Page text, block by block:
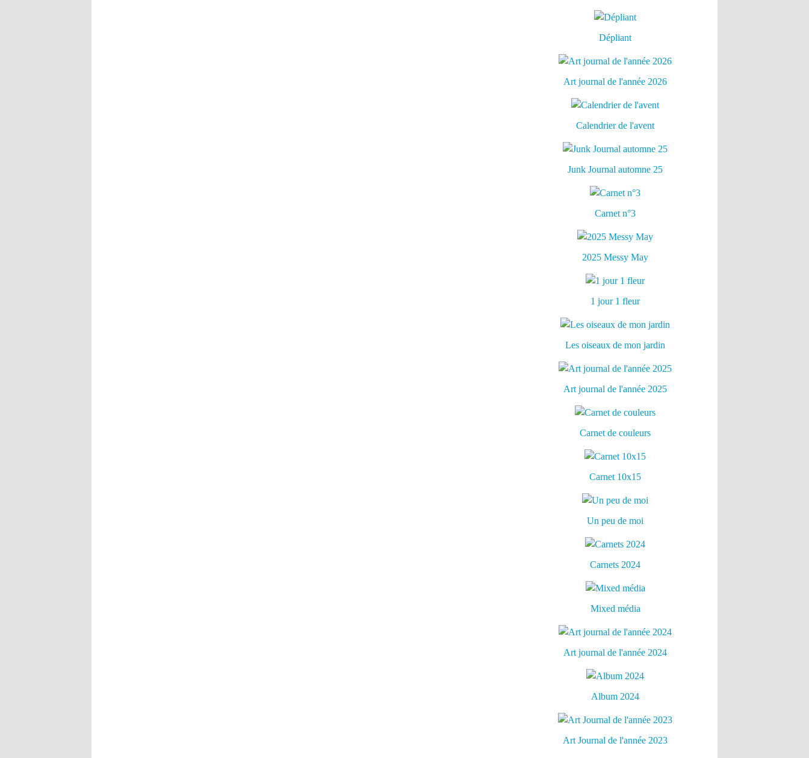
Dépliant
Art journal de l'année 2026
Calendrier de l'avent
Junk Journal automne 25
Carnet n°3
2025 Messy May
1 jour 1 fleur
Les oiseaux de mon jardin
Art journal de l'année 2025
Carnet de couleurs
Carnet 10x15
Un peu de moi
Carnets 2024
Mixed média
Art journal de l'année 2024
Album 2024
Art Journal de l'année 2023